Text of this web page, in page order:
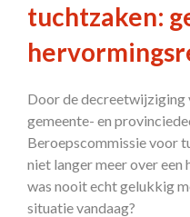
tuchtzaken:
Door de decreetwijziging
gemeente- en
Beroepscommissie voor
niet langer meer over
was nooit echt gelukkig
situatie vandaag?